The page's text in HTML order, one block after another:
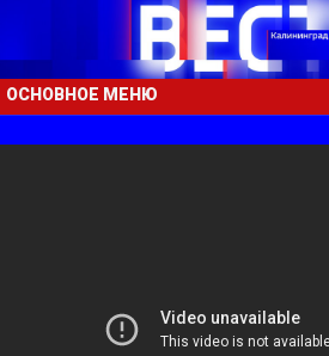
ОСНОВНОЕ МЕНЮ